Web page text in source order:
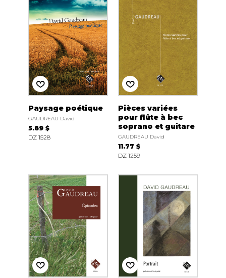
Paysage poétique
GAUDREAU David
5.89 $
DZ 1528
Pièces variées
pour flûte à bec
soprano et guitare
GAUDREAU David
11.77 $
DZ 1259